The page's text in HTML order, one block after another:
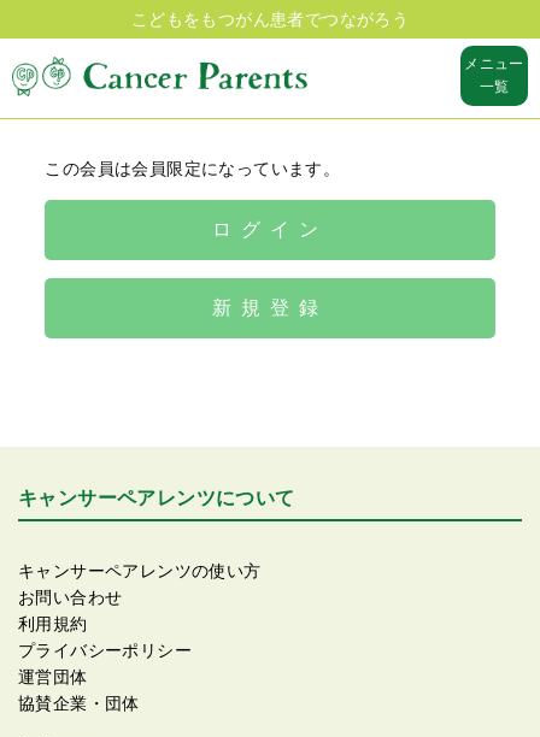
こどもをもつがん患者でつながろう
メニュー
一覧
この会員は会員限定になっています。
ログイン
新規登録
キャンサーペアレンツについて
キャンサーペアレンツの使い方
お問い合わせ
利用規約
プライバシーポリシー
運営団体
協賛企業・団体